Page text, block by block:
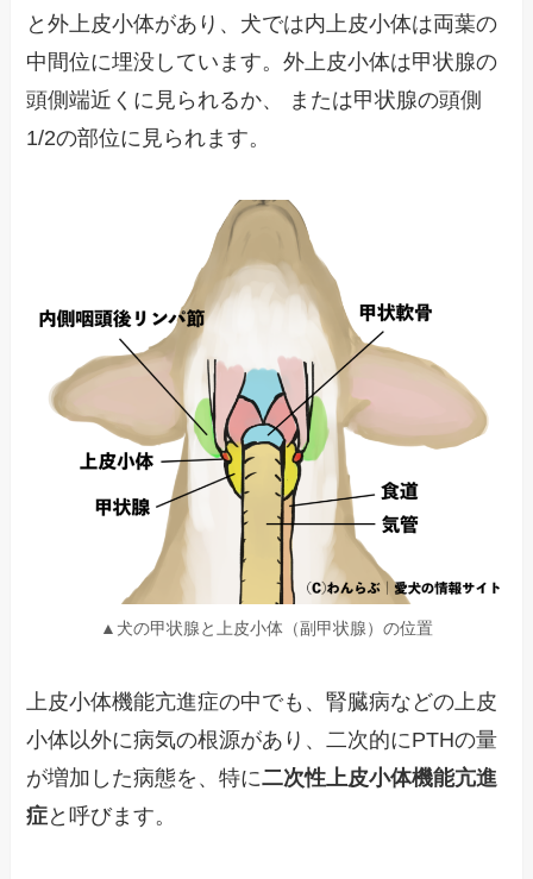
と外上皮小体があり、犬では内上皮小体は両葉の
中間位に埋没しています。外上皮小体は甲状腺の
頭側端近くに見られるか、 または甲状腺の頭側
1/2の部位に見られます。
▲犬の甲状腺と上皮小体（副甲状腺）の位置
上皮小体機能亢進症の中でも、腎臓病などの上皮
小体以外に病気の根源があり、二次的にPTHの量
が増加した病態を、特に二次性上皮小体機能亢進
症と呼びます。